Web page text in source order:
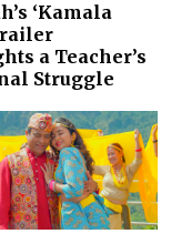
‘Kamala
a Teacher’s
Struggle